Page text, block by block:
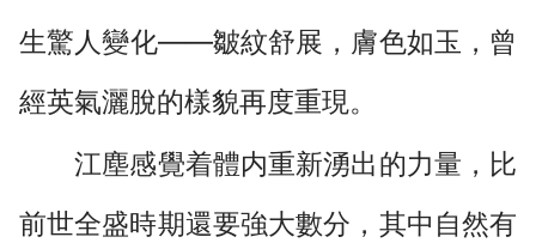
生驚人變化——皺紋舒展，膚色如玉，曾
經英氣灑脫的樣貌再度重現。
江塵感覺着體内重新湧出的力量，比
前世全盛時期還要強大數分，其中自然有